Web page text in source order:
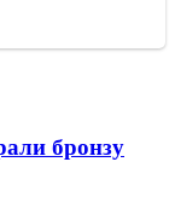
бронзу